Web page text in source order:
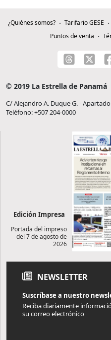
¿Quiénes somos? Tarifario GESE
Puntos de venta
© 2019 La Estrella de Panamá
C/ Alejandro A. Duque G. -
Teléfono: +507 204-0000
Edición Impresa
Portada del impreso
del 7 de agosto de
2026
NEWSLETTER
Suscríbase a nuestro
Reciba diariamente
su correo electrónico